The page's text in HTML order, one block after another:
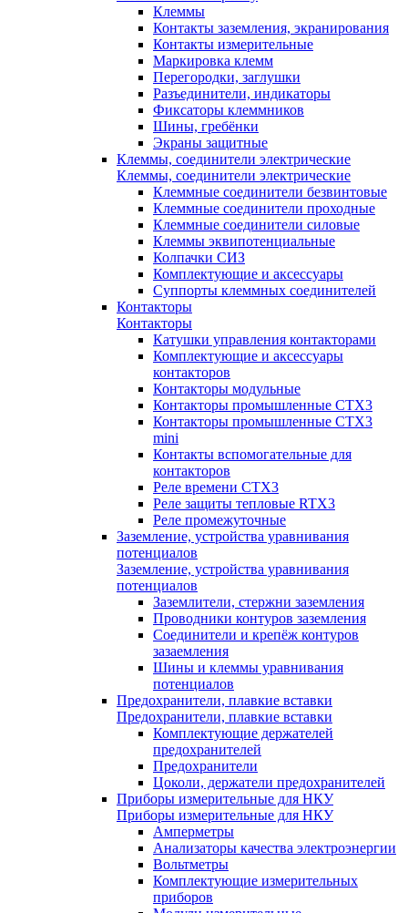
Клеммы
Контакты заземления, экранирования
Контакты измерительные
Маркировка клемм
Перегородки, заглушки
Разъединители, индикаторы
Фиксаторы клеммников
Шины, гребёнки
Экраны защитные
Клеммы, соединители электрические
Клеммы, соединители электрические
Клеммные соединители безвинтовые
Клеммные соединители проходные
Клеммные соединители силовые
Клеммы эквипотенциальные
Колпачки СИЗ
Комплектующие и аксессуары
Суппорты клеммных соединителей
Контакторы
Контакторы
Катушки управления контакторами
Комплектующие и аксессуары
контакторов
Контакторы модульные
Контакторы промышленные CTX3
Контакторы промышленные CTX3
mini
Контакты вспомогательные для
контакторов
Реле времени CTX3
Реле защиты тепловые RTX3
Реле промежуточные
Заземление, устройства уравнивания
потенциалов
Заземление, устройства уравнивания
потенциалов
Заземлители, стержни заземления
Проводники контуров заземления
Соединители и крепёж контуров
зазаемления
Шины и клеммы уравнивания
потенциалов
Предохранители, плавкие вставки
Предохранители, плавкие вставки
Комплектующие держателей
предохранителей
Предохранители
Цоколи, держатели предохранителей
Приборы измерительные для НКУ
Приборы измерительные для НКУ
Амперметры
Анализаторы качества электроэнергии
Вольтметры
Комплектующие измерительных
приборов